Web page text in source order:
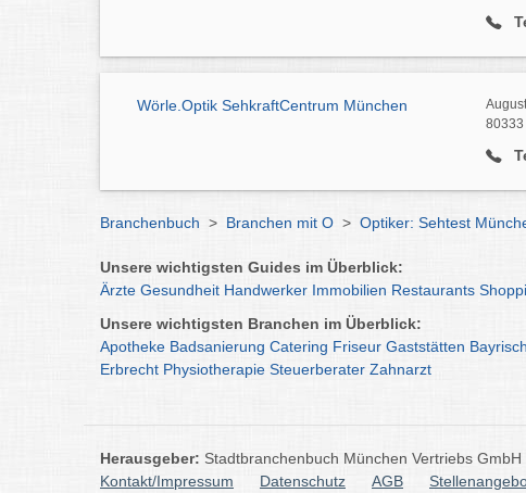
Wörle.Optik SehkraftCentrum München
80333
Branchenbuch > Branchen mit O > Optiker: Sehtest
Unsere wichtigsten Guides im Überblick:
Ärzte Gesundheit Handwerker Immobilien Restaurants
Unsere wichtigsten Branchen im Überblick:
Apotheke Badsanierung Catering Friseur Gaststätten Bayrisch
Erbrecht Physiotherapie Steuerberater Zahnarzt
Herausgeber: Stadtbranchenbuch München Vertriebs GmbH
Kontakt/Impressum
Datenschutz AGB